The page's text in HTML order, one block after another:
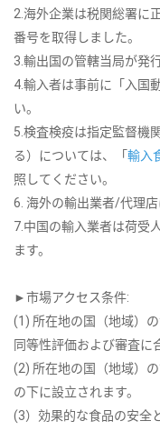
2.海外企業は税関総署に
番号を取得しました。
3.輸出国の管轄当局が発
4.輸入者は事前に「入国
い。
5.検査検疫は指定監督機
る）については、「 輸入
照してください。
6. 海外の輸出業者/代理
7.中国の輸入業者は荷受
ます。
►市場アクセス条件:
(1) 所在地の国（地域）
同等性評価および審査に
(2) 所在地の国（地域）
の下に設立されます。
(3）効果的な食品の安全